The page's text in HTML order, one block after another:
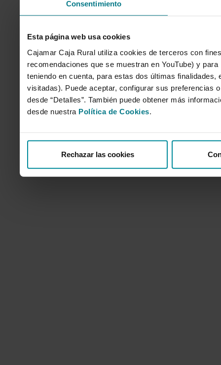
Consentimiento
Esta página web usa cookies
Cajamar Caja Rural utiliza cookies de terceros con
recomendaciones que se muestran en YouTube) y
teniendo en cuenta, para estas dos últimas
visitadas). Puede aceptar, configurar sus preferencias
desde “Detalles”. También puede obtener más
desde nuestra Política de Cookies
Rechazar las cookies